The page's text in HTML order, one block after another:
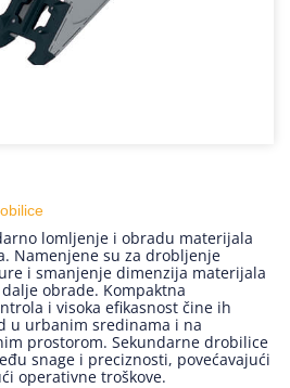
lomljenje i obradu materijala
Namenjene su za drobljenje
i smanjenje dimenzija materijala
obrade. Kompaktna
i visoka efikasnost čine ih
u urbanim sredinama i na
prostorom. Sekundarne drobilice
snage i preciznosti, povećavajući
operativne troškove.